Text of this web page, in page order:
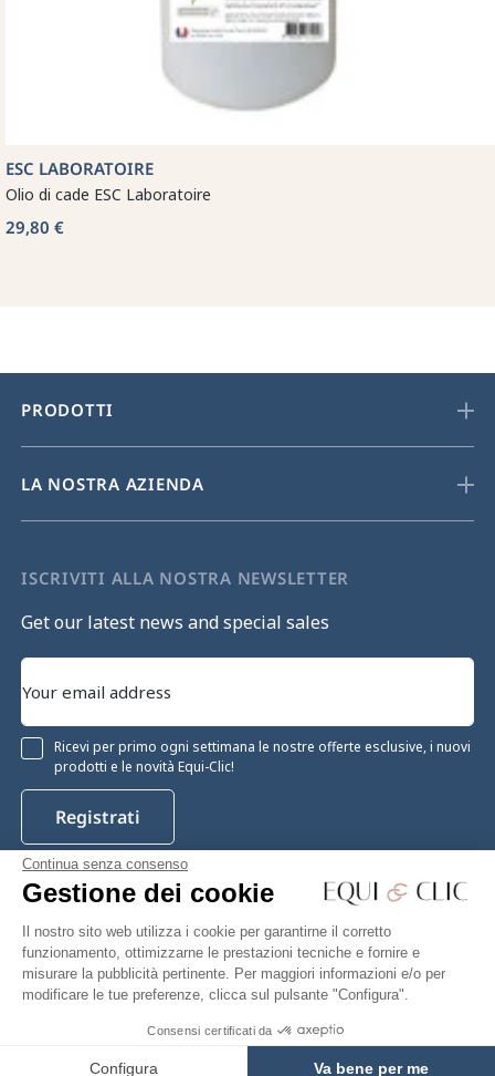
Continua senza consenso
Gestione dei cookie
Il nostro sito web utilizza i cookie per garantirne il corretto
funzionamento, ottimizzarne le prestazioni tecniche e fornire e
misurare la pubblicità pertinente. Per maggiori informazioni e/o per
modificare le tue preferenze, clicca sul pulsante "Configura".
Consensi certificati da
Configura Va bene per me
Add to cart
ESC LABORATOIRE
Olio di cade ESC Laboratoire
29,80 €
PRODOTTI
LA NOSTRA AZIENDA
ISCRIVITI ALLA NOSTRA NEWSLETTER
Get our latest news and special sales
Ricevi per primo ogni settimana le nostre offerte esclusive, i nuovi
prodotti e le novità Equi-Clic!
Registrati
Facebook Twitter
YouTube
Pinterest
Instagram
Equiclic © 2026
Gestione dei cookie